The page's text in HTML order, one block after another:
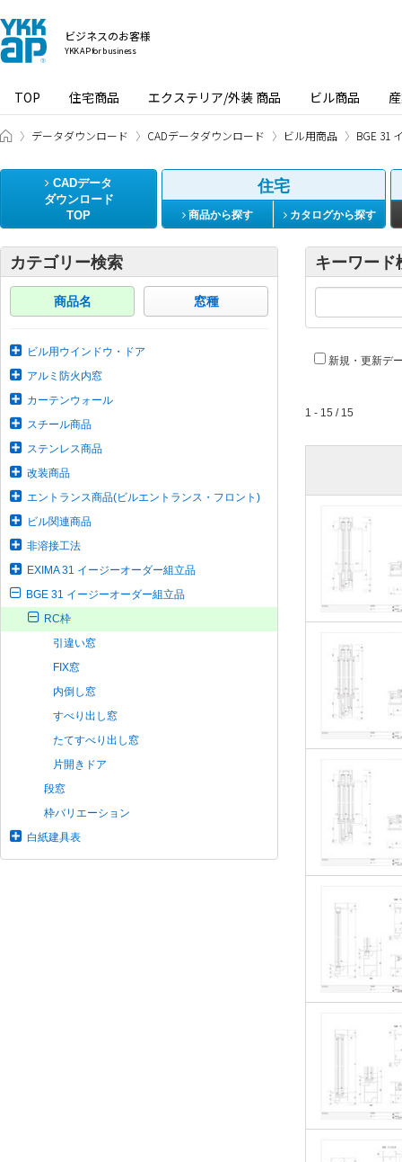
ビジネスのお客様
YKK AP for business
TOP 住宅商品 エクステリア/外装 商品 ビル商品
ビジネスのお客様 HOME
データダウンロード CADデータダウンロード ビル用商品 BGE 31
CADデータ
ダウンロード
TOP
住宅
商品から探す カタログから探す
カテゴリー検索
商品名 窓種
ビル用ウインドウ・ドア
アルミ防火内窓
カーテンウォール
スチール商品
ステンレス商品
改装商品
エントランス商品(ビルエントランス・フロント)
ビル関連商品
非溶接工法
EXIMA 31 イージーオーダー組立品
BGE 31 イージーオーダー組立品
RC枠
引違い窓
FIX窓
内倒し窓
すべり出し窓
たてすべり出し窓
片開きドア
段窓
枠バリエーション
白紙建具表
キーワード
新規・更新デ
1 - 15 / 15